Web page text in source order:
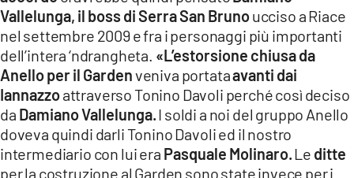
Vallelunga, il boss di Serra San Brunoucciso a Riace
nel settembre 2009 e fra i personaggi più importanti
dell’intera ‘ndrangheta. «L’estorsione chiusa da
Anello per il Gardenveniva portataavanti dai
Iannazzoattraverso Tonino Davoli perché così deciso
da Damiano Vallelunga.I soldi a noi del gruppo Anello
doveva quindi darli Tonino Davoli ed il nostro
intermediario con lui era Pasquale Molinaro.Le ditte
per la costruzione al Garden sono state invece per i